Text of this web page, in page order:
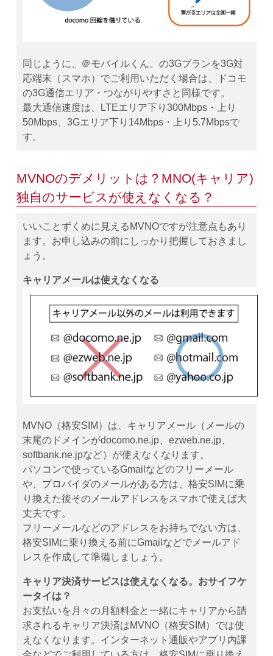
同じように、＠モバイルくん。の3Gプランを3G対
応端末（スマホ）でご利用いただく場合は、ドコモ
の3G通信エリア・つながりやすさと同様です。
最大通信速度は、LTEエリア下り300Mbps・上り
50Mbps、3Gエリア下り14Mbps・上り5.7Mbpsで
す。
MVNOのデメリットは？MNO(キャリア)
独自のサービスが使えなくなる？
いいことずくめに見えるMVNOですが注意点もあり
ます。お申し込みの前にしっかり把握しておきまし
ょう。
キャリアメールは使えなくなる
MVNO（格安SIM）は、キャリアメール（メールの
末尾のドメインがdocomo.ne.jp、ezweb.ne.jp、
softbank.ne.jpなど）が使えなくなります。
パソコンで使っているGmailなどのフリーメール
や、プロバイダのメールがある方は、格安SIMに乗
り換えた後そのメールアドレスをスマホで使えば大
丈夫です。
フリーメールなどのアドレスをお持ちでない方は、
格安SIMに乗り換える前にGmailなどでメールアド
レスを作成して準備しましょう。
キャリア決済サービスは使えなくなる。おサイフケ
ータイは？
お支払いを月々の月額料金と一緒にキャリアから請
求されるキャリア決済はMVNO（格安SIM）では使
えなくなります。インターネット通販やアプリ内課